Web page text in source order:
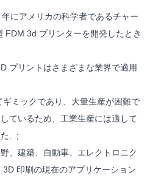
にアメリカの科学者であるチャー
FDM 3d プリンターを開発したとき
プリントはさまざまな業界で適用
ミックであり、大量生産が困難で
ているため、工業生産には適して
た. ;
、建築、自動車、エレクトロニク
印刷の現在のアプリケーション